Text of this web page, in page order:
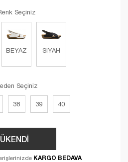
Seçiniz
BEYAZ SIYAH
Seçiniz
38 39 40
KARGO BEDAVA